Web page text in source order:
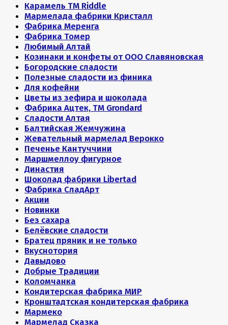
Карамель ТМ Riddle
Мармелада фабрики Кристалл
Фабрика Меренга
Фабрика Томер
Любимый Алтай
Козинаки и конфеты от ООО Славяновская
Богородские сладости
Полезные сладости из финика
Для кофейни
Цветы из зефира и шоколада
Фабрика Ацтек, ТМ Grondard
Сладости Алтая
Балтийская Жемчужина
Жевательный мармелад Верокко
Печенье Кантуччини
Маршмеллоу фигурное
Династия
Шоколад фабрики Libertad
Фабрика СладАрт
Акции
Новинки
Без сахара
Белёвские сладости
Братец пряник и не только
Вкуснотория
Давыдово
Добрые Традиции
Коломчанка
Кондитерская фабрика МИР
Кронштадтская кондитерская фабрика
Мармеко
Мармелад Сказка